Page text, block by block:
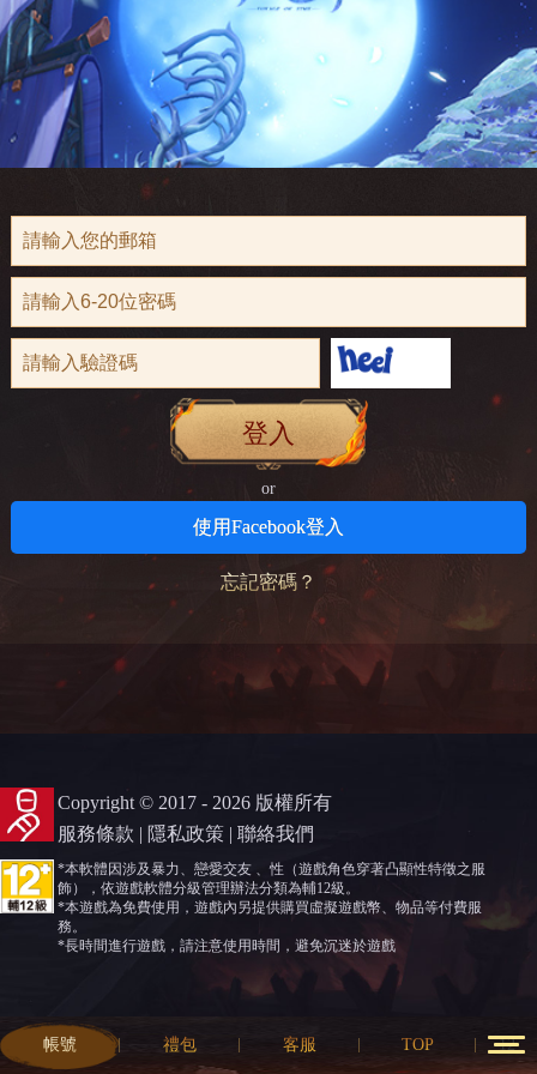
登入
or
使用Facebook登入
忘記密碼？
Copyright © 2017 - 2026 版權所有
服務條款 | 隱私政策 | 聯絡我們
*本軟體因涉及暴力、戀愛交友 、性（遊戲角色穿著凸顯性特徵之服
飾），依遊戲軟體分級管理辦法分類為輔12級。
*本遊戲為免費使用，遊戲內另提供購買虛擬遊戲幣、物品等付費服
務。
*長時間進行遊戲，請注意使用時間，避免沉迷於遊戲
帳號 禮包 客服 TOP 12